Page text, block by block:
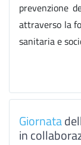
prevenzione
attraverso la
sanitaria e
Giornata
in